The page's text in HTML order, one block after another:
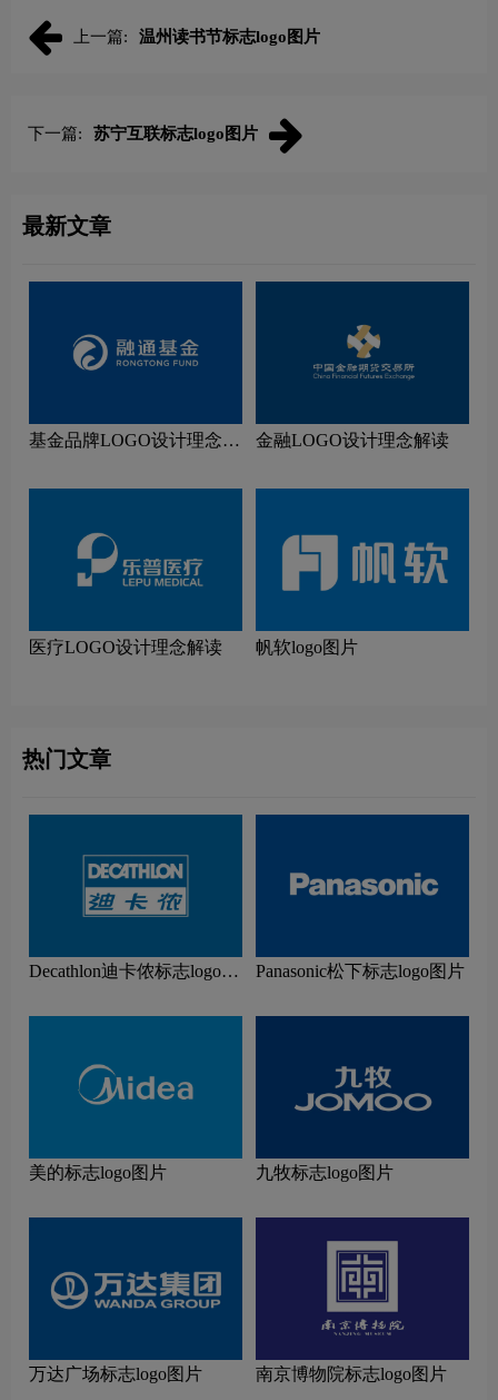
上一篇: 温州读书节标志logo图片
下一篇: 苏宁互联标志logo图片
最新文章
基金品牌LOGO设计理念解
金融LOGO设计理念解读
医疗LOGO设计理念解读 帆软logo图片
热门文章
Decathlon迪卡侬标志logo图
Panasonic松下标志logo图片
美的标志logo图片 九牧标志logo图片
万达广场标志logo图片 南京博物院标志logo图片